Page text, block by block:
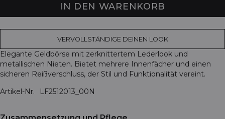
IN DEN WARENKORB
VERVOLLSTÄNDIGE DEINEN LOOK
Elegante Geldbörse mit zerknittertem Lederlook und
metallischen Nieten. Bietet mehrere Innenfächer und einen
sicheren Reißverschluss, der Stil und Funktionalität vereint.
Artikel-Nr.
LF2512013_00N